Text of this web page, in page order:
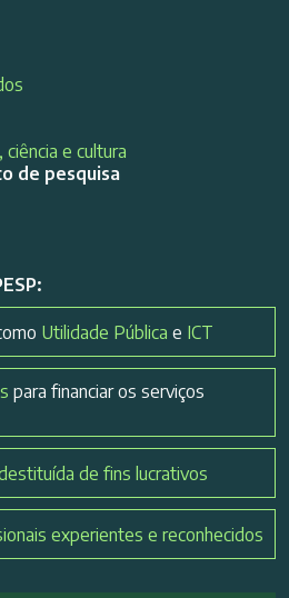
e cultura
de pesquisa
Utilidade Pública e ICT
para financiar os serviços
de fins lucrativos
experientes e reconhecidos